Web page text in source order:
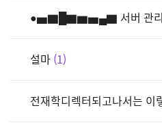
●▅▇█▇▆▅▄▇ 서버 관리
설마 1
전재학디렉터되고나서는 이